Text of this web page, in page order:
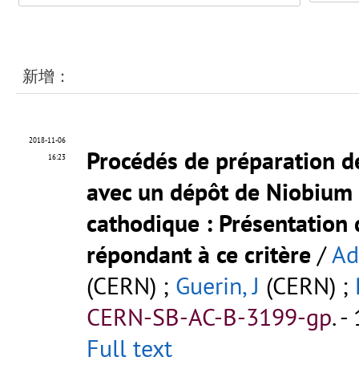
新增：
2018-11-06
16:23
Procédés de préparation
avec un dépôt de
cathodique : Présentation
répondant à ce critère /
(CERN) ; Guerin, J (CERN) ;
CERN-SB-AC-B-3199-gp.-
Full text